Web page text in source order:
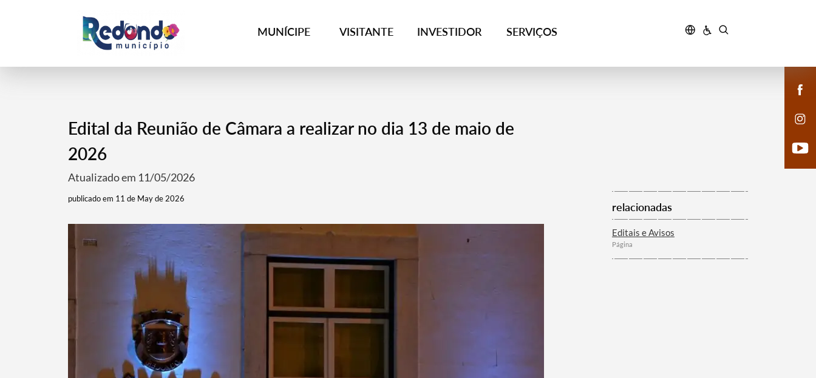
MUNÍCIPE VISITANTE INVESTIDOR SERVIÇOS
Termo de Pesquisa
Edital da Reunião de Câmara a realizar no dia 13 de maio de
2026
Atualizado em 11/05/2026
publicado em 11 de May de 2026
relacionadas
Editais e Avisos
Página